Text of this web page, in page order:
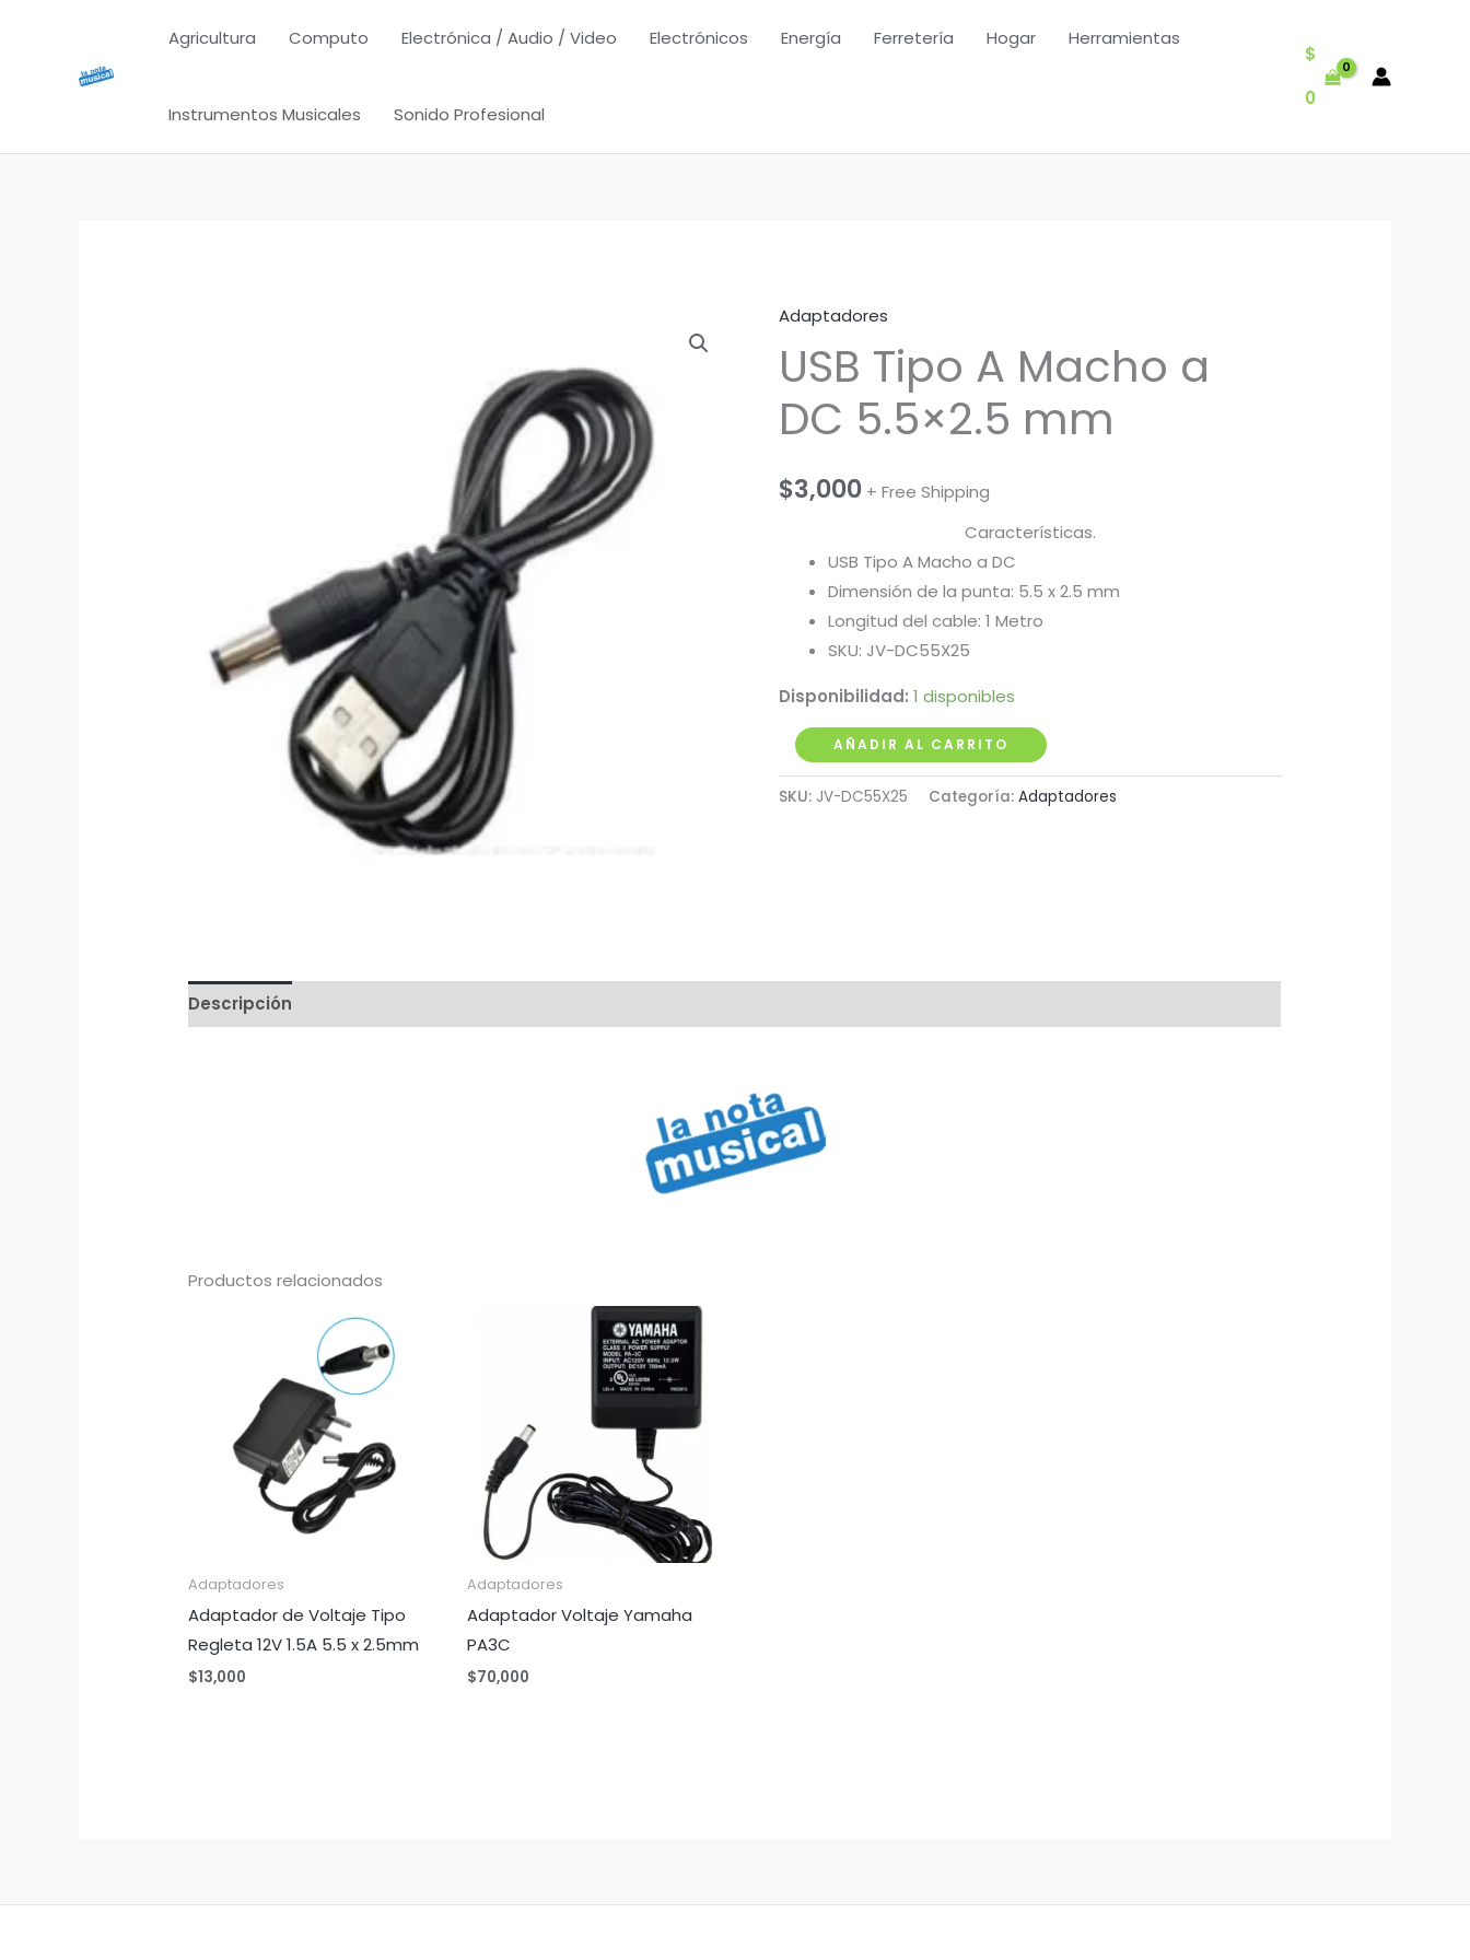
contenido
Agricultura Computo Electrónica / Audio / Video Electrónicos Energía Ferretería Hogar Herramientas
Instrumentos Musicales Sonido Profesional
$
0
Adaptadores
USB Tipo A Macho a
DC 5.5×2.5 mm
$3,000 + Free Shipping
Características.
USB Tipo A Macho a DC
Dimensión de la punta: 5.5 x 2.5 mm
Longitud del cable: 1 Metro
SKU: JV-DC55X25
Disponibilidad: 1 disponibles
USB
Tipo
A
cantidad
AÑADIR AL CARRITO
SKU: JV-DC55X25 Categoría: Adaptadores
Descripción
Productos relacionados
Adaptadores
Adaptador de Voltaje Tipo
Regleta 12V 1.5A 5.5 x 2.5mm
$13,000
Adaptadores
Adaptador Voltaje Yamaha
PA3C
$70,000